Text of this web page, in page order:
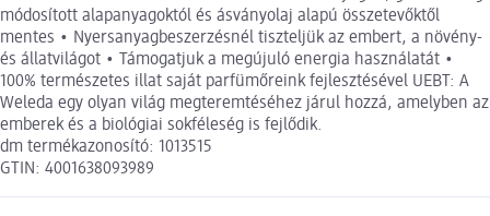
módosított alapanyagoktól és ásványolaj alapú összetevőktől
mentes • Nyersanyagbeszerzésnél tiszteljük az embert, a növény-
és állatvilágot • Támogatjuk a megújuló energia használatát •
100% természetes illat saját parfümőreink fejlesztésével UEBT: A
Weleda egy olyan világ megteremtéséhez járul hozzá, amelyben az
emberek és a biológiai sokféleség is fejlődik.
dm termékazonosító: 1013515
GTIN: 4001638093989